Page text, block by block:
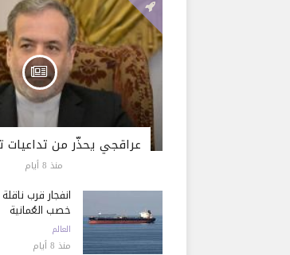
عراقجي يحذّر من تداعيات
منذ 8 أيام
انفجار قرب
خصب العُمانية
العالم
منذ 8 أيام